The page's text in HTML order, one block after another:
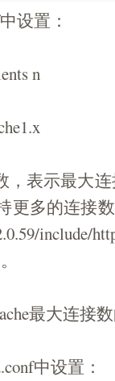
设置：
n
表示最大连
更多的连接
include/
最大连接数
中设置：